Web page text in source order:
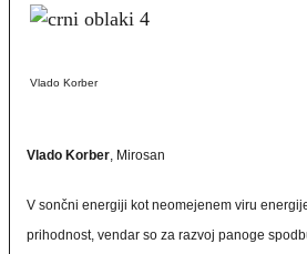
Vlado Korber
Vlado Korber, Mirosan
V sončni energiji kot neomejenem viru
prihodnost, vendar so za razvoj panoge